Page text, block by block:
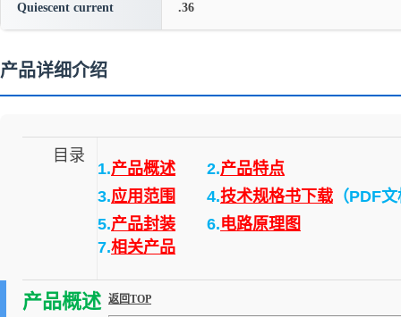
Quiescent current .36
产品详细介绍
目录
1.产品概述 2.产品特点
3.应用范围 4.技术规格书下载 （PDF
5.产品封装 6.电路原理图
7.相关产品
产品概述 返回TOP